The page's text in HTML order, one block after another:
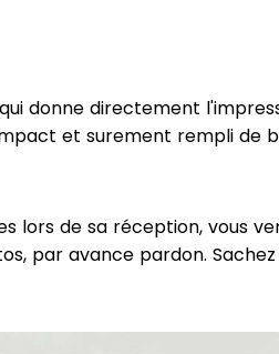
donne directement
et surement rempli de
lors de sa réception, vous
par avance pardon.